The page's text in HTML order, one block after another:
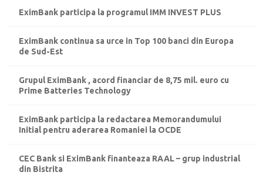
EximBank participa la programul IMM INVEST PLUS
EximBank continua sa urce in Top 100 banci din Europa
de Sud-Est
Grupul EximBank , acord financiar de 8,75 mil. euro cu
Prime Batteries Technology
EximBank participa la redactarea Memorandumului
Initial pentru aderarea Romaniei la OCDE
CEC Bank si EximBank finanteaza RAAL – grup industrial
din Bistrita